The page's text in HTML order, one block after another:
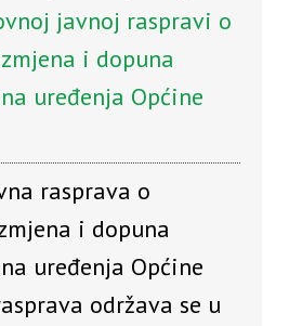
javnoj raspravi o
i dopuna
uređenja Općine
rasprava o
i dopuna
uređenja Općine
održava se u